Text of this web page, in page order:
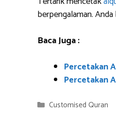
berpengalaman.
Baca Juga :
Percetakan
Percetakan
Categories
Customised Quran